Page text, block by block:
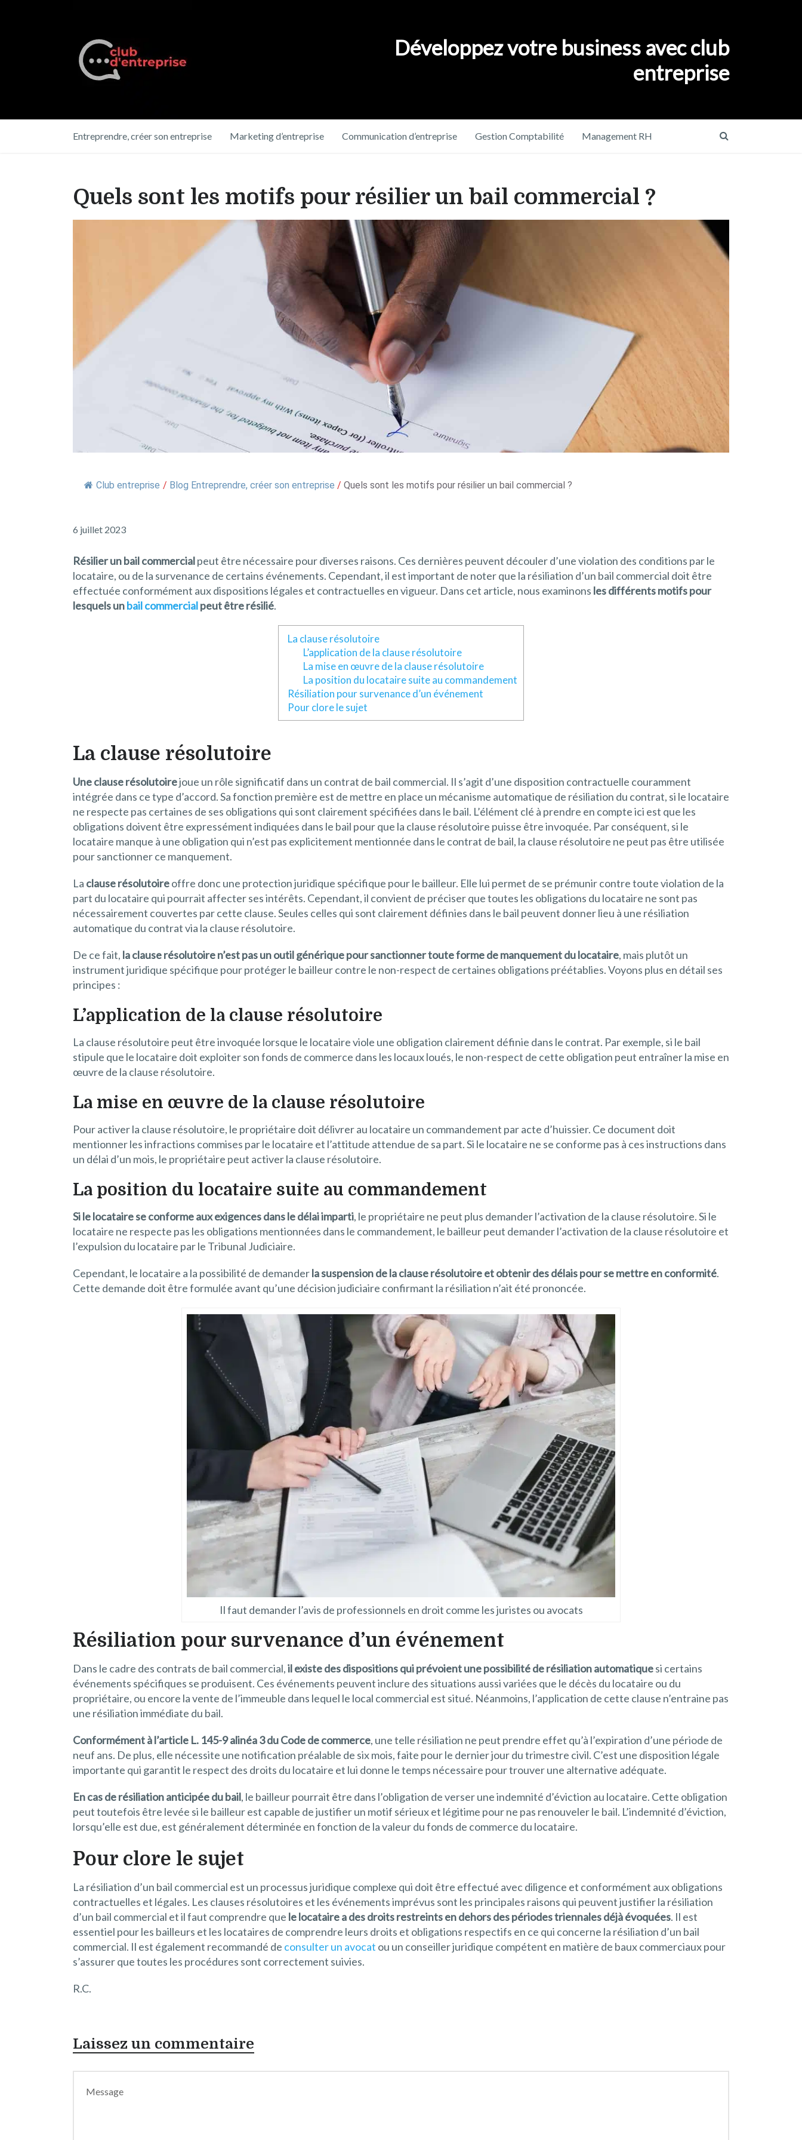
Développez votre business avec club
entreprise
Entreprendre, créer son entreprise Marketing d’entreprise Communication d’entreprise Gestion Comptabilité Management RH
Quels sont les motifs pour résilier un bail commercial ?
Club entreprise / Blog Entreprendre, créer son entreprise / Quels sont les motifs pour résilier un bail commercial ?
6 juillet 2023
Résilier un bail commercialpeut être nécessaire pour diverses raisons. Ces dernières peuvent découler d’une violation des conditions par le
locataire, ou de la survenance de certains événements. Cependant, il est important de noter que la résiliation d’un bail commercial doit être
effectuée conformément aux dispositions légales et contractuelles en vigueur. Dans cet article, nous examinons les différents motifs pour
lesquels unbail commercialpeut être résilié.
La clause résolutoire
L’application de la clause résolutoire
La mise en œuvre de la clause résolutoire
La position du locataire suite au commandement
Résiliation pour survenance d’un événement
Pour clore le sujet
La clause résolutoire
Une clause résolutoirejoue un rôle significatif dans un contrat de bail commercial. Il s’agit d’une disposition contractuelle couramment
intégrée dans ce type d’accord. Sa fonction première est de mettre en place un mécanisme automatique de résiliation du contrat, si le locataire
ne respecte pas certaines de ses obligations qui sont clairement spécifiées dans le bail. L’élément clé à prendre en compte ici est que les
obligations doivent être expressément indiquées dans le bail pour que la clause résolutoire puisse être invoquée. Par conséquent, si le
locataire manque à une obligation qui n’est pas explicitement mentionnée dans le contrat de bail, la clause résolutoire ne peut pas être utilisée
pour sanctionner ce manquement.
La clause résolutoireoffre donc une protection juridique spécifique pour le bailleur. Elle lui permet de se prémunir contre toute violation de la
part du locataire qui pourrait affecter ses intérêts. Cependant, il convient de préciser que toutes les obligations du locataire ne sont pas
nécessairement couvertes par cette clause. Seules celles qui sont clairement définies dans le bail peuvent donner lieu à une résiliation
automatique du contrat via la clause résolutoire.
De ce fait, la clause résolutoire n’est pas un outil générique pour sanctionner toute forme de manquement du locataire, mais plutôt un
instrument juridique spécifique pour protéger le bailleur contre le non-respect de certaines obligations préétablies. Voyons plus en détail ses
principes :
L’application de la clause résolutoire
La clause résolutoire peut être invoquée lorsque le locataire viole une obligation clairement définie dans le contrat. Par exemple, si le bail
stipule que le locataire doit exploiter son fonds de commerce dans les locaux loués, le non-respect de cette obligation peut entraîner la mise en
œuvre de la clause résolutoire.
La mise en œuvre de la clause résolutoire
Pour activer la clause résolutoire, le propriétaire doit délivrer au locataire un commandement par acte d’huissier. Ce document doit
mentionner les infractions commises par le locataire et l’attitude attendue de sa part. Si le locataire ne se conforme pas à ces instructions dans
un délai d’un mois, le propriétaire peut activer la clause résolutoire.
La position du locataire suite au commandement
Si le locataire se conforme aux exigences dans le délai imparti, le propriétaire ne peut plus demander l’activation de la clause résolutoire. Si le
locataire ne respecte pas les obligations mentionnées dans le commandement, le bailleur peut demander l’activation de la clause résolutoire et
l’expulsion du locataire par le Tribunal Judiciaire.
Cependant, le locataire a la possibilité de demanderla suspension de la clause résolutoire et obtenir des délais pour se mettre en conformité.
Cette demande doit être formulée avant qu’une décision judiciaire confirmant la résiliation n’ait été prononcée.
Il faut demander l’avis de professionnels en droit comme les juristes ou avocats
Résiliation pour survenance d’un événement
Dans le cadre des contrats de bail commercial,il existe des dispositions qui prévoient une possibilité de résiliation automatiquesi certains
événements spécifiques se produisent. Ces événements peuvent inclure des situations aussi variées que le décès du locataire ou du
propriétaire, ou encore la vente de l’immeuble dans lequel le local commercial est situé. Néanmoins, l’application de cette clause n’entraine pas
une résiliation immédiate du bail.
Conformément à l’article L. 145-9 alinéa 3 du Code de commerce, une telle résiliation ne peut prendre effet qu’à l’expiration d’une période de
neuf ans. De plus, elle nécessite une notification préalable de six mois, faite pour le dernier jour du trimestre civil. C’est une disposition légale
importante qui garantit le respect des droits du locataire et lui donne le temps nécessaire pour trouver une alternative adéquate.
En cas de résiliation anticipée du bail, le bailleur pourrait être dans l’obligation de verser une indemnité d’éviction au locataire. Cette obligation
peut toutefois être levée si le bailleur est capable de justifier un motif sérieux et légitime pour ne pas renouveler le bail. L’indemnité d’éviction,
lorsqu’elle est due, est généralement déterminée en fonction de la valeur du fonds de commerce du locataire.
Pour clore le sujet
La résiliation d’un bail commercial est un processus juridique complexe qui doit être effectué avec diligence et conformément aux obligations
contractuelles et légales. Les clauses résolutoires et les événements imprévus sont les principales raisons qui peuvent justifier la résiliation
d’un bail commercial et il faut comprendre que le locataire a des droits restreints en dehors des périodes triennales déjà évoquées. Il est
essentiel pour les bailleurs et les locataires de comprendre leurs droits et obligations respectifs en ce qui concerne la résiliation d’un bail
commercial. Il est également recommandé de consulter un avocat ou un conseiller juridique compétent en matière de baux commerciaux pour
s’assurer que toutes les procédures sont correctement suivies.
R.C.
Laissez un commentaire